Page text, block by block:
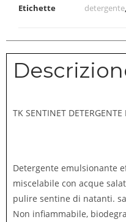
Etichette
detergente
TK SENTINET
Detergente emulsionante
miscelabile con acque
pulire sentine di natanti.
Non infiammabile,